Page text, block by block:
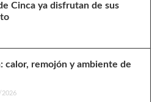
Cinca ya disfrutan de sus
calor, remojón y ambiente de